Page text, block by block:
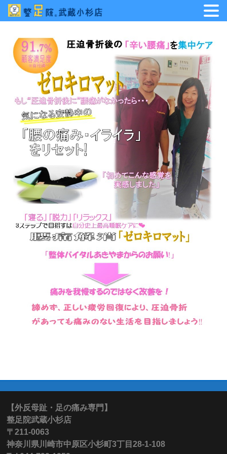
【外反母趾・足の痛み専門】
整足院武蔵小杉店
〒211-0063
神奈川県川崎市中原区小杉町3丁目28-1-108